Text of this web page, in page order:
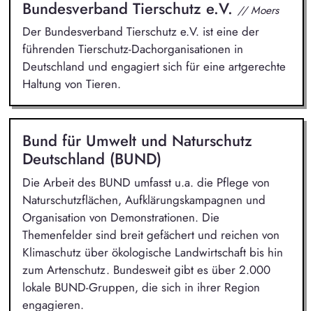
Bundesverband Tierschutz e.V. // Moers
Der Bundesverband Tierschutz e.V. ist eine der
führenden Tierschutz-Dachorganisationen in
Deutschland und engagiert sich für eine artgerechte
Haltung von Tieren.
Bund für Umwelt und Naturschutz
Deutschland (BUND)
Die Arbeit des BUND umfasst u.a. die Pflege von
Naturschutzflächen, Aufklärungskampagnen und
Organisation von Demonstrationen. Die
Themenfelder sind breit gefächert und reichen von
Klimaschutz über ökologische Landwirtschaft bis hin
zum Artenschutz. Bundesweit gibt es über 2.000
lokale BUND-Gruppen, die sich in ihrer Region
engagieren.